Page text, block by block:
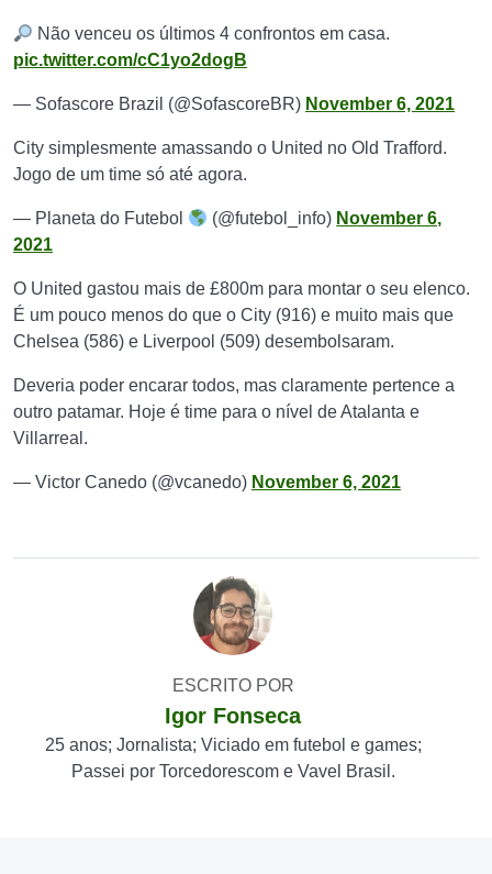
Não venceu os últimos 4 confrontos em casa.
pic.twitter.com/cC1yo2dogB
— Sofascore Brazil (@SofascoreBR) November 6, 2021
City simplesmente amassando o United no Old Trafford.
Jogo de um time só até agora.
— Planeta do Futebol (@futebol_info) November 6,
2021
O United gastou mais de £800m para montar o seu elenco.
É um pouco menos do que o City (916) e muito mais que
Chelsea (586) e Liverpool (509) desembolsaram.
Deveria poder encarar todos, mas claramente pertence a
outro patamar. Hoje é time para o nível de Atalanta e
Villarreal.
— Victor Canedo (@vcanedo) November 6, 2021
ESCRITO POR
Igor Fonseca
25 anos; Jornalista; Viciado em futebol e games;
Passei por Torcedorescom e Vavel Brasil.